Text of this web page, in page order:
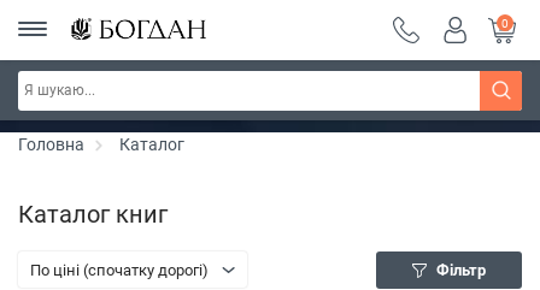
РОЗПРОДАЖ ~ 150 грн ~ 200 грн ~ 250 грн ~
300 грн ~ РОЗПРОДАЖ
Дізнатись більше
0
Головна Каталог
Каталог книг
По ціні (спочатку дорогі) Фільтр